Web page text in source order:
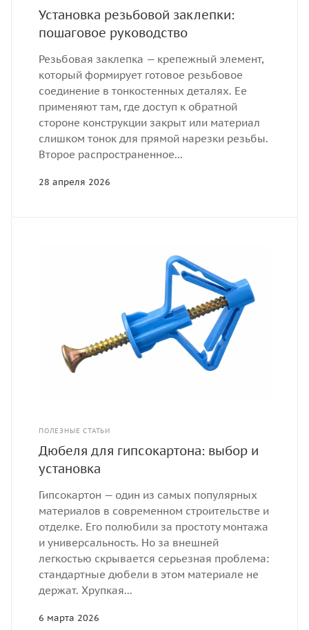
28 апреля 2026
Установка резьбовой заклепки:
пошаговое руководство
Резьбовая заклепка — крепежный элемент,
который формирует готовое резьбовое
соединение в тонкостенных деталях. Ее
применяют там, где доступ к обратной
стороне конструкции закрыт или материал
слишком тонок для прямой нарезки резьбы.
Второе распространенное...
ПОЛЕЗНЫЕ СТАТЬИ
6 марта 2026
Дюбеля для гипсокартона: выбор и
установка
Гипсокартон — один из самых популярных
материалов в современном строительстве и
отделке. Его полюбили за простоту монтажа
и универсальность. Но за внешней
легкостью скрывается серьезная проблема:
стандартные дюбели в этом материале не
держат. Хрупкая...